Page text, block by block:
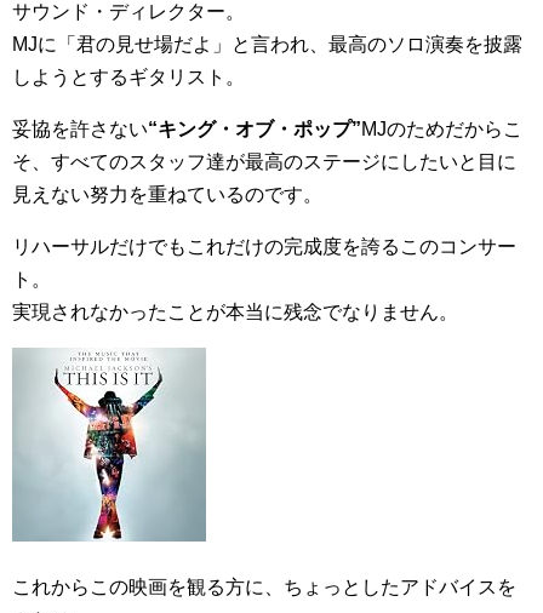
サウンド・ディレクター。
MJに「君の見せ場だよ」と言われ、最高のソロ演奏を披露
しようとするギタリスト。
妥協を許さない“キング・オブ・ポップ”MJのためだからこ
そ、すべてのスタッフ達が最高のステージにしたいと目に
見えない努力を重ねているのです。
リハーサルだけでもこれだけの完成度を誇るこのコンサー
ト。
実現されなかったことが本当に残念でなりません。
これからこの映画を観る方に、ちょっとしたアドバイスを